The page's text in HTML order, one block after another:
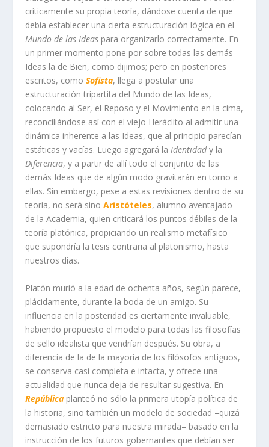
críticamente su propia teoría, dándose cuenta de que
debía establecer una cierta estructuración lógica en el
Mundo de las Ideas para organizarlo correctamente. En
un primer momento pone por sobre todas las demás
Ideas la de Bien, como dijimos; pero en posteriores
escritos, comoSofista, llega a postular una
estructuración tripartita del Mundo de las Ideas,
colocando al Ser, el Reposo y el Movimiento en la cima,
reconciliándose así con el viejo Heráclito al admitir una
dinámica inherente a las Ideas, que al principio parecían
estáticas y vacías. Luego agregará laIdentidady la
Diferencia, y a partir de allí todo el conjunto de las
demás Ideas que de algún modo gravitarán en torno a
ellas. Sin embargo, pese a estas revisiones dentro de su
teoría, no será sinoAristóteles, alumno aventajado
de la Academia, quien criticará los puntos débiles de la
teoría platónica, propiciando un realismo metafísico
que supondría la tesis contraria al platonismo, hasta
nuestros días.
Platón murió a la edad de ochenta años, según parece,
plácidamente, durante la boda de un amigo. Su
influencia en la posteridad es ciertamente invaluable,
habiendo propuesto el modelo para todas las filosofías
de sello idealista que vendrían después. Su obra, a
diferencia de la de la mayoría de los filósofos antiguos,
se conserva casi completa e intacta, y ofrece una
actualidad que nunca deja de resultar sugestiva. En
República planteó no sólo la primera utopía política de
la historia, sino también un modelo de sociedad –quizá
demasiado estricto para nuestra mirada– basado en la
instrucción de los futuros gobernantes que debían ser